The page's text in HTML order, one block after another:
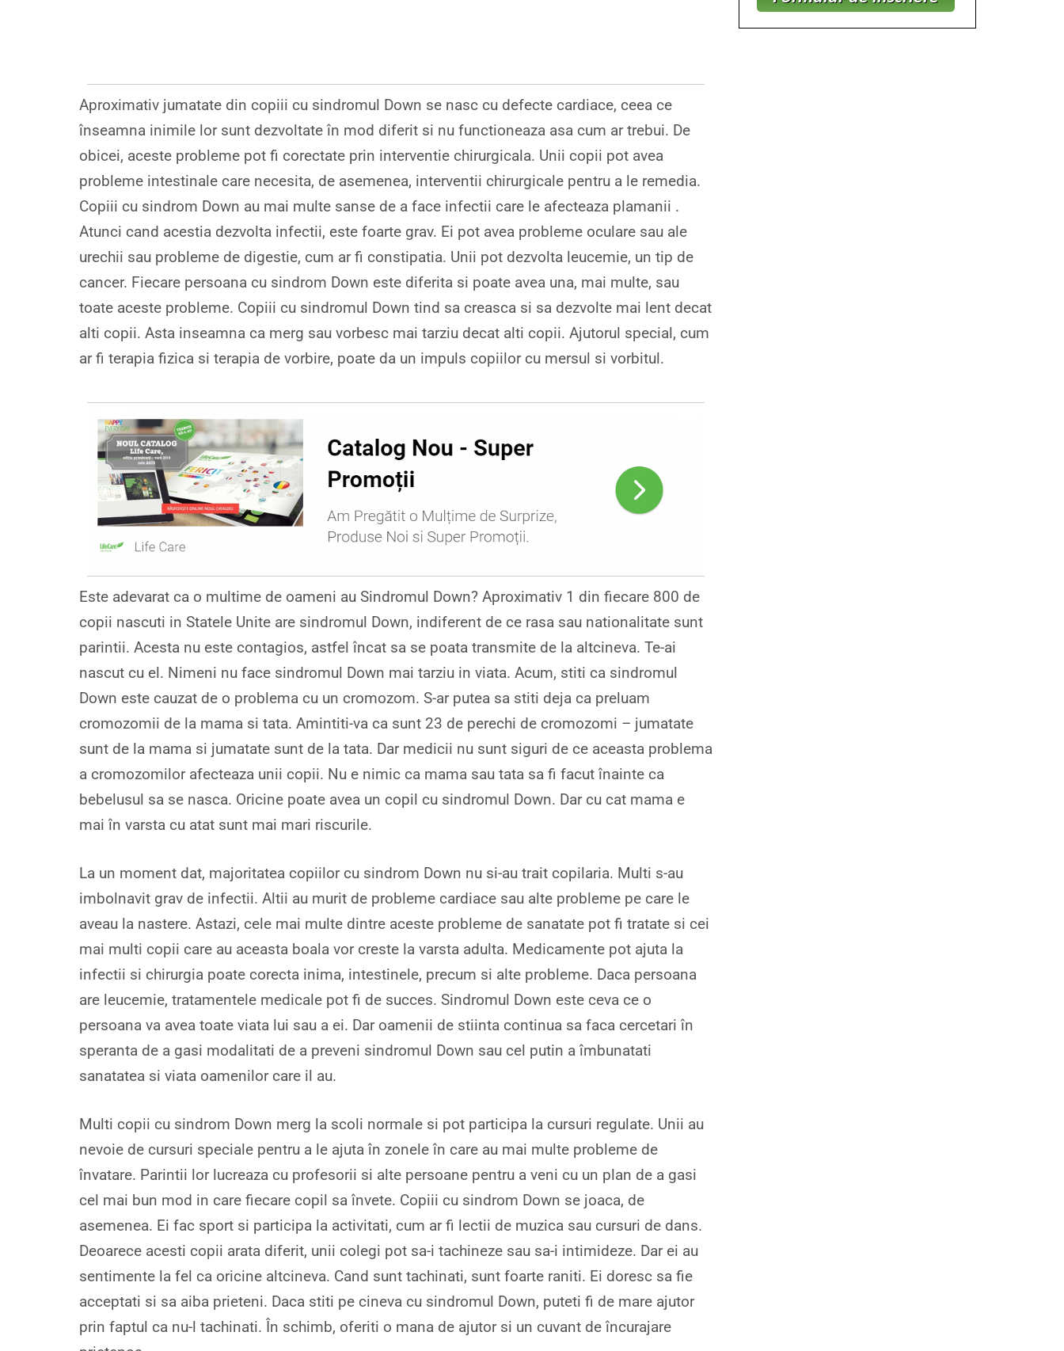
Aproximativ jumatate din copiii cu sindromul Down se nasc cu defecte cardiace, ceea ce
înseamna inimile lor sunt dezvoltate în mod diferit si nu functioneaza asa cum ar trebui. De
obicei, aceste probleme pot fi corectate prin interventie chirurgicala. Unii copii pot avea
probleme intestinale care necesita, de asemenea, interventii chirurgicale pentru a le remedia.
Copiii cu sindrom Down au mai multe sanse de a face infectii care le afecteaza plamanii .
Atunci cand acestia dezvolta infectii, este foarte grav. Ei pot avea probleme oculare sau ale
urechii sau probleme de digestie, cum ar fi constipatia. Unii pot dezvolta leucemie, un tip de
cancer. Fiecare persoana cu sindrom Down este diferita si poate avea una, mai multe, sau
toate aceste probleme. Copiii cu sindromul Down tind sa creasca si sa dezvolte mai lent decat
alti copii. Asta inseamna ca merg sau vorbesc mai tarziu decat alti copii. Ajutorul special, cum
ar fi terapia fizica si terapia de vorbire, poate da un impuls copiilor cu mersul si vorbitul.
Este adevarat ca o multime de oameni au Sindromul Down? Aproximativ 1 din fiecare 800 de
copii nascuti in Statele Unite are sindromul Down, indiferent de ce rasa sau nationalitate sunt
parintii. Acesta nu este contagios, astfel încat sa se poata transmite de la altcineva. Te-ai
nascut cu el. Nimeni nu face sindromul Down mai tarziu in viata. Acum, stiti ca sindromul
Down este cauzat de o problema cu un cromozom. S-ar putea sa stiti deja ca preluam
cromozomii de la mama si tata. Amintiti-va ca sunt 23 de perechi de cromozomi – jumatate
sunt de la mama si jumatate sunt de la tata. Dar medicii nu sunt siguri de ce aceasta problema
a cromozomilor afecteaza unii copii. Nu e nimic ca mama sau tata sa fi facut înainte ca
bebelusul sa se nasca. Oricine poate avea un copil cu sindromul Down. Dar cu cat mama e
mai în varsta cu atat sunt mai mari riscurile.
La un moment dat, majoritatea copiilor cu sindrom Down nu si-au trait copilaria. Multi s-au
imbolnavit grav de infectii. Altii au murit de probleme cardiace sau alte probleme pe care le
aveau la nastere. Astazi, cele mai multe dintre aceste probleme de sanatate pot fi tratate si cei
mai multi copii care au aceasta boala vor creste la varsta adulta. Medicamente pot ajuta la
infectii si chirurgia poate corecta inima, intestinele, precum si alte probleme. Daca persoana
are leucemie, tratamentele medicale pot fi de succes. Sindromul Down este ceva ce o
persoana va avea toate viata lui sau a ei. Dar oamenii de stiinta continua sa faca cercetari în
speranta de a gasi modalitati de a preveni sindromul Down sau cel putin a îmbunatati
sanatatea si viata oamenilor care il au.
Multi copii cu sindrom Down merg la scoli normale si pot participa la cursuri regulate. Unii au
nevoie de cursuri speciale pentru a le ajuta în zonele în care au mai multe probleme de
învatare. Parintii lor lucreaza cu profesorii si alte persoane pentru a veni cu un plan de a gasi
cel mai bun mod in care fiecare copil sa învete. Copiii cu sindrom Down se joaca, de
asemenea. Ei fac sport si participa la activitati, cum ar fi lectii de muzica sau cursuri de dans.
Deoarece acesti copii arata diferit, unii colegi pot sa-i tachineze sau sa-i intimideze. Dar ei au
sentimente la fel ca oricine altcineva. Cand sunt tachinati, sunt foarte raniti. Ei doresc sa fie
acceptati si sa aiba prieteni. Daca stiti pe cineva cu sindromul Down, puteti fi de mare ajutor
prin faptul ca nu-l tachinati. În schimb, oferiti o mana de ajutor si un cuvant de încurajare